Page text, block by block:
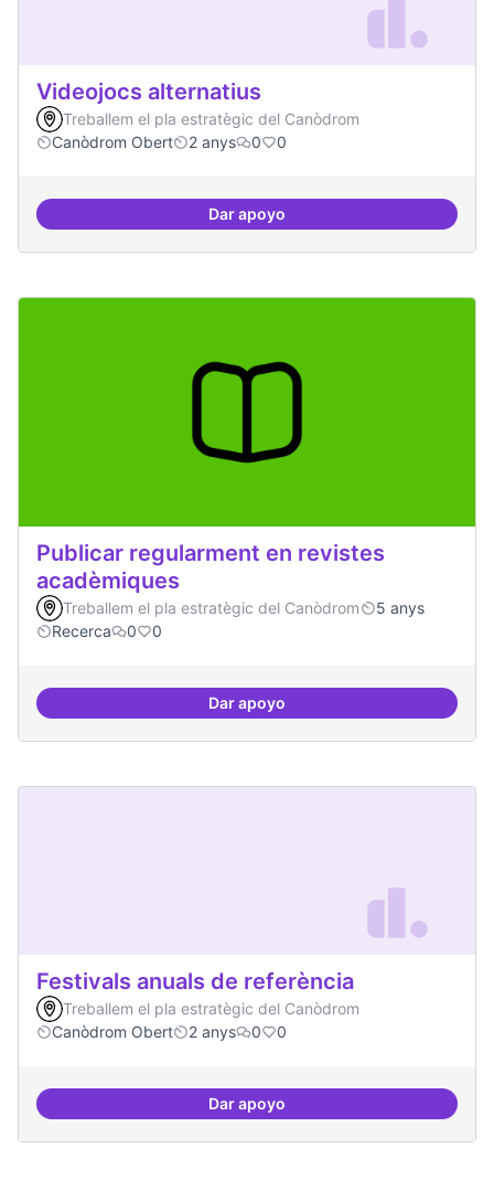
Videojocs alternatius
Treballem el pla estratègic del Canòdrom
Canòdrom Obert
2 anys 0 0
Dar apoyoVideojocs alternatius
Publicar regularment en revistes
acadèmiques
Treballem el pla estratègic del Canòdrom
5 anys
Recerca
0 0
Dar apoyoPublicar regularment en
Festivals anuals de referència
Treballem el pla estratègic del Canòdrom
Canòdrom Obert
2 anys 0 0
Dar apoyoFestivals anuals de referència